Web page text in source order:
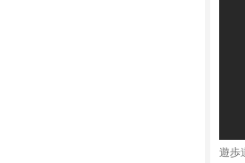
遊歩